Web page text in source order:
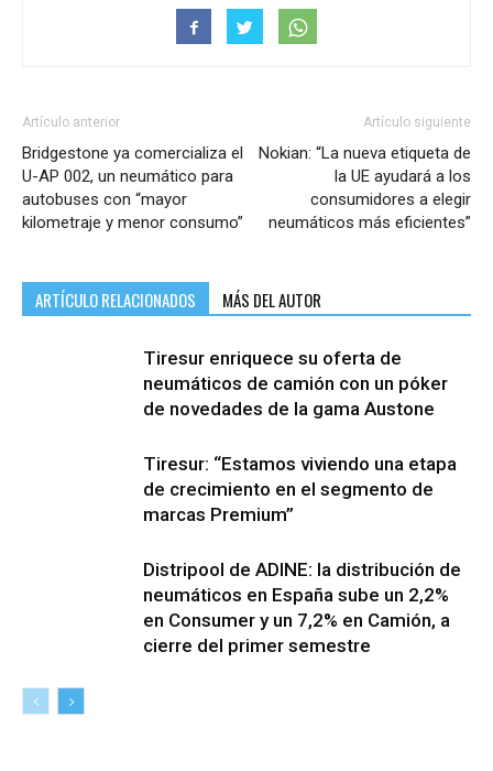
Artículo anterior
Bridgestone ya comercializa el
U-AP 002, un neumático para
autobuses con “mayor
kilometraje y menor consumo”
Artículo siguiente
Nokian: “La nueva etiqueta de
la UE ayudará a los
consumidores a elegir
neumáticos más eficientes”
ARTÍCULO RELACIONADOS MÁS DEL AUTOR
Tiresur enriquece su oferta de
neumáticos de camión con un póker
de novedades de la gama Austone
Tiresur: “Estamos viviendo una etapa
de crecimiento en el segmento de
marcas Premium”
Distripool de ADINE: la distribución de
neumáticos en España sube un 2,2%
en Consumer y un 7,2% en Camión, a
cierre del primer semestre